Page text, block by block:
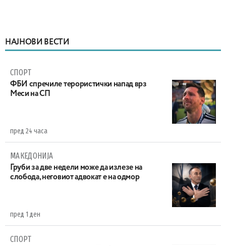
НАЈНОВИ ВЕСТИ
СПОРТ
ФБИ спречиле терористички напад врз
Меси на СП
пред 24 часа
МАКЕДОНИЈА
Груби за две недели може да излезе на
слобода, неговиот адвокат е на одмор
пред 1 ден
СПОРТ